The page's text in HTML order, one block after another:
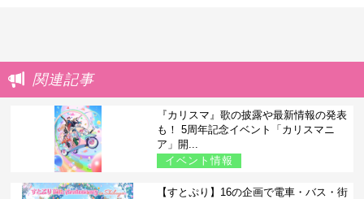
関連記事
『カリスマ』歌の披露や最新情報の発表
も！ 5周年記念イベント「カリスマニ
ア」開...
イベント情報
【すとぷり】16の企画で電車・バス・街